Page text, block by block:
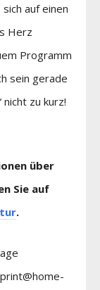
auf einen
Herz
Programm
sein gerade
zu kurz!
über
Sie auf
.